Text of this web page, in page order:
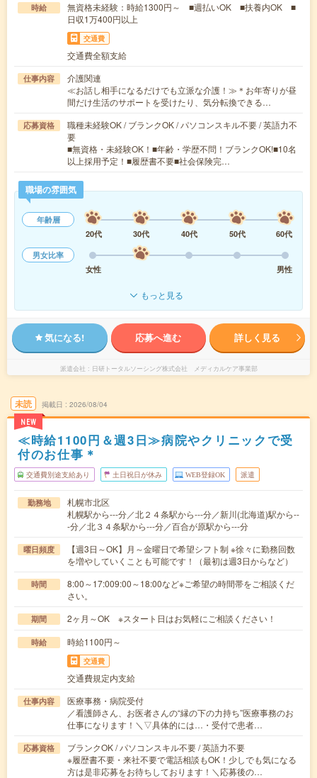
時給
無資格未経験：時給1300円～ ■週払いOK ■扶養内OK ■
日収1万400円以上
交通費
交通費全額支給
仕事内容
介護関連
≪お話し相手になるだけでも立派な介護！≫＊お年寄りが昼
間だけ生活のサポートを受けたり、気分転換できる…
応募資格
職種未経験OK / ブランクOK / パソコンスキル不要 / 英語力不
要
■無資格・未経験OK！■年齢・学歴不問！ブランクOK!■10名
以上採用予定！■履歴書不要■社会保険完…
職場の雰囲気
年齢層
20代
30代 40代 50代
60代
男女比率
女性
男性
もっと見る
気になる! 応募へ進む 詳しく見る
派遣会社 日研トータルソーシング株式会社 メディカルケア事業部
未読
NEW
掲載日 2026/08/04
≪時給1100円＆週3日≫病院やクリニックで受
付のお仕事＊
交通費別途支給あり 土日祝日が休み WEB登録OK 派遣
勤務地
札幌市北区
札幌駅から---分／北２４条駅から---分／新川(北海道)駅から--
-分／北３４条駅から---分／百合が原駅から---分
曜日頻度
【週3日～OK】月～金曜日で希望シフト制 ※徐々に勤務回数
を増やしていくことも可能です！（最初は週3日からなど）
時間
8:00～17:009:00～18:00など※ご希望の時間帯をご相談くだ
さい。
期間 2ヶ月～OK ※スタート日はお気軽にご相談ください！
時給 時給1100円～
交通費
交通費規定内支給
仕事内容
医療事務・病院受付
／看護師さん、お医者さんの“縁の下の力持ち”医療事務のお
仕事になります！＼▽具体的には…・受付で患者…
応募資格
ブランクOK / パソコンスキル不要 / 英語力不要
※履歴書不要・来社不要で電話相談もOK！少しでも気になる
方は是非応募をお待ちしております！＼応募後の…